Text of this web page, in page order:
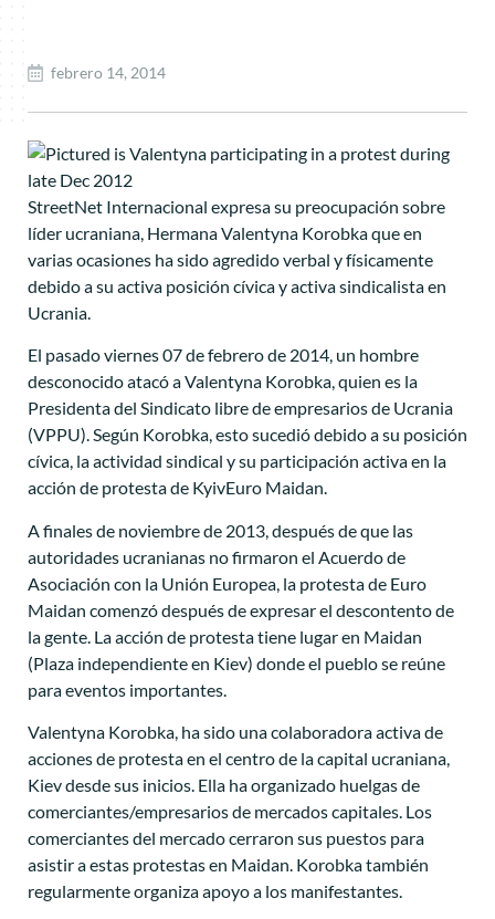
febrero 14, 2014
StreetNet Internacional expresa su preocupación sobre
líder ucraniana, Hermana Valentyna Korobka que en
varias ocasiones ha sido agredido verbal y físicamente
debido a su activa posición cívica y activa sindicalista en
Ucrania.
El pasado viernes 07 de febrero de 2014, un hombre
desconocido atacó a Valentyna Korobka, quien es la
Presidenta del Sindicato libre de empresarios de Ucrania
(VPPU). Según Korobka, esto sucedió debido a su posición
cívica, la actividad sindical y su participación activa en la
acción de protesta de KyivEuro Maidan.
A finales de noviembre de 2013, después de que las
autoridades ucranianas no firmaron el Acuerdo de
Asociación con la Unión Europea, la protesta de Euro
Maidan comenzó después de expresar el descontento de
la gente. La acción de protesta tiene lugar en Maidan
(Plaza independiente en Kiev) donde el pueblo se reúne
para eventos importantes.
Valentyna Korobka, ha sido una colaboradora activa de
acciones de protesta en el centro de la capital ucraniana,
Kiev desde sus inicios. Ella ha organizado huelgas de
comerciantes/empresarios de mercados capitales. Los
comerciantes del mercado cerraron sus puestos para
asistir a estas protestas en Maidan. Korobka también
regularmente organiza apoyo a los manifestantes.